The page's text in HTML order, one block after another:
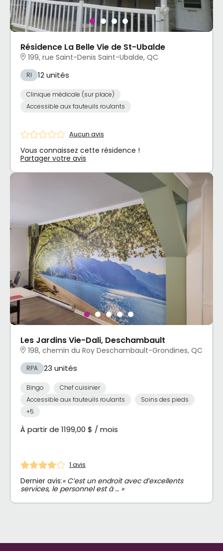
Résidence La Belle Vie de St-Ubalde
199, rue Saint-Denis Saint-Ubalde, QC
RI 12 unités
Clinique médicale (sur place)
Accessible aux fauteuils roulants
Aucun avis
Vous connaissez cette résidence !
Partager votre avis
Les Jardins Vie-Dali, Deschambault
198, chemin du Roy Deschambault-Grondines, QC
RPA 23 unités
Bingo
Chef cuisinier
Accessible aux fauteuils roulants
Soins des pieds
+5
À partir de 1199,00 $ / mois
1 avis
Dernier avis:« C’est un endroit avec d’excellents
services, le personnel est à … »